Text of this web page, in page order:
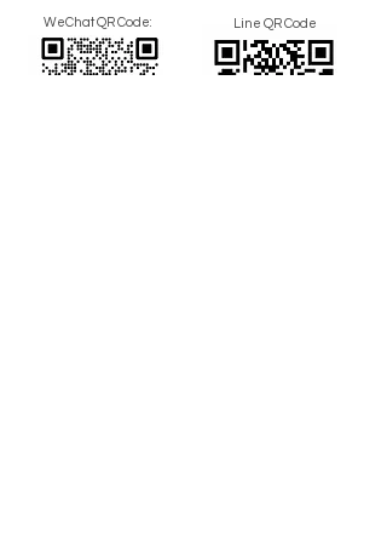
Line QR Code
WeChat QR Code: